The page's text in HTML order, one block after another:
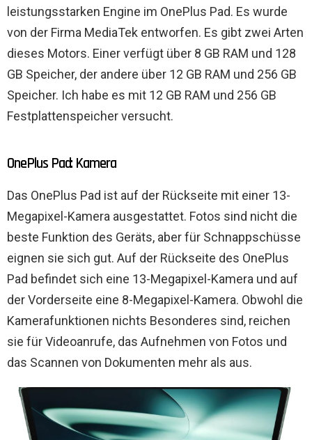
leistungsstarken Engine im OnePlus Pad. Es wurde
von der Firma MediaTek entworfen. Es gibt zwei Arten
dieses Motors. Einer verfügt über 8 GB RAM und 128
GB Speicher, der andere über 12 GB RAM und 256 GB
Speicher. Ich habe es mit 12 GB RAM und 256 GB
Festplattenspeicher versucht.
OnePlus Pad: Kamera
Das OnePlus Pad ist auf der Rückseite mit einer 13-
Megapixel-Kamera ausgestattet. Fotos sind nicht die
beste Funktion des Geräts, aber für Schnappschüsse
eignen sie sich gut. Auf der Rückseite des OnePlus
Pad befindet sich eine 13-Megapixel-Kamera und auf
der Vorderseite eine 8-Megapixel-Kamera. Obwohl die
Kamerafunktionen nichts Besonderes sind, reichen
sie für Videoanrufe, das Aufnehmen von Fotos und
das Scannen von Dokumenten mehr als aus.